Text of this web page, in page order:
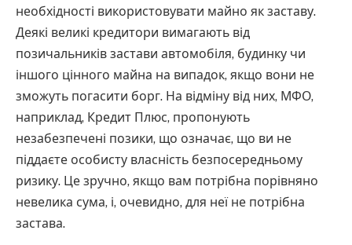
необхідності використовувати майно як заставу.
Деякі великі кредитори вимагають від
позичальників застави автомобіля, будинку чи
іншого цінного майна на випадок, якщо вони не
зможуть погасити борг. На відміну від них, МФО,
наприклад, Кредит Плюс, пропонують
незабезпечені позики, що означає, що ви не
піддаєте особисту власність безпосередньому
ризику. Це зручно, якщо вам потрібна порівняно
невелика сума, і, очевидно, для неї не потрібна
застава.